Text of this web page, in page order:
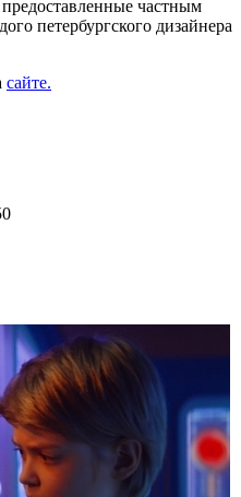
частным
петербургского дизайнера
сайте.